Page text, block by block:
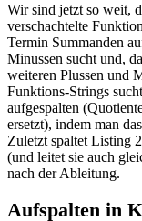
Wir sind jetzt so weit,
verschachtelte
Termin Summanden
Minussen sucht und,
weiteren Plussen und
Funktions-Strings
aufgespalten
ersetzt), indem man
Zuletzt spaltet Listing
(und leitet sie auch
nach der Ableitung.
Aufspalten in